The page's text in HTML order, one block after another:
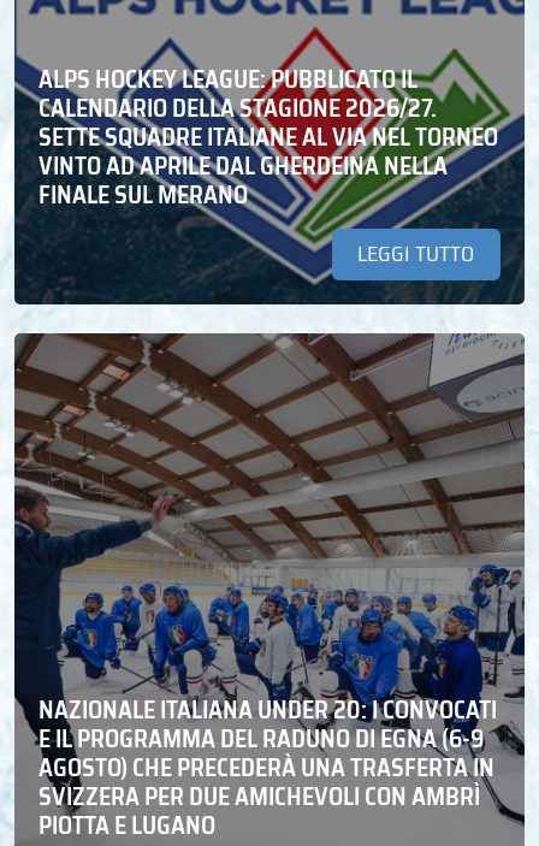
ALPS HOCKEY LEAGUE: PUBBLICATO IL
CALENDARIO DELLA STAGIONE 2026/27.
SETTE SQUADRE ITALIANE AL VIA NEL TORNEO
VINTO AD APRILE DAL GHERDEINA NELLA
FINALE SUL MERANO
LEGGI TUTTO
NAZIONALE ITALIANA UNDER 20: I CONVOCATI
E IL PROGRAMMA DEL RADUNO DI EGNA (6-9
AGOSTO) CHE PRECEDERÀ UNA TRASFERTA IN
SVIZZERA PER DUE AMICHEVOLI CON AMBRÌ
PIOTTA E LUGANO